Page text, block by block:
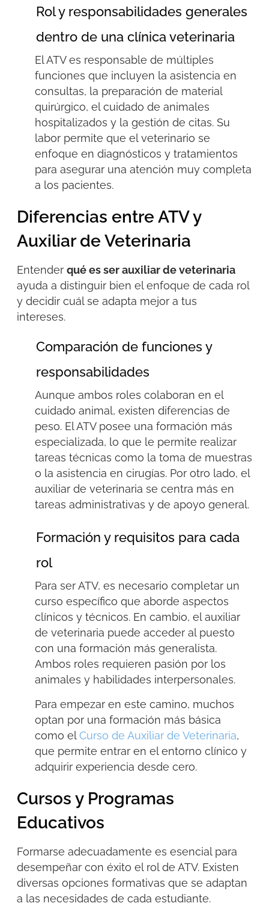
Rol y responsabilidades generales
dentro de una clínica veterinaria
El ATV es responsable de múltiples
funciones que incluyen la asistencia en
consultas, la preparación de material
quirúrgico, el cuidado de animales
hospitalizados y la gestión de citas. Su
labor permite que el veterinario se
enfoque en diagnósticos y tratamientos
para aseguraruna atención muy completa
a los pacientes.
Diferencias entre ATV y
Auxiliar de Veterinaria
Entender qué es ser auxiliar de veterinaria
ayuda a distinguir bien el enfoque de cada rol
y decidir cuál se adapta mejor a tus
intereses.
Comparación de funciones y
responsabilidades
Aunque ambos roles colaboran en el
cuidado animal, existen diferencias de
peso. El ATV posee una formación más
especializada, lo que le permite realizar
tareas técnicas como la toma de muestras
o la asistencia en cirugías. Por otro lado, el
auxiliar de veterinaria se centra más en
tareas administrativas y de apoyo general.
Formación y requisitos para cada
rol
Para ser ATV, es necesario completar un
curso específico que aborde aspectos
clínicos y técnicos. En cambio, el auxiliar
de veterinaria puede acceder al puesto
con una formación más generalista.
Ambos roles requieren pasión por los
animales y habilidades interpersonales.
Para empezar en este camino, muchos
optan por una formación más básica
como elCurso de Auxiliar de Veterinaria,
que permite entrar en el entorno clínico y
adquirir experiencia desde cero.
Cursos y Programas
Educativos
Formarse adecuadamente es esencial para
desempeñar con éxito el rol de ATV. Existen
diversas opciones formativas que se adaptan
a las necesidades de cada estudiante.